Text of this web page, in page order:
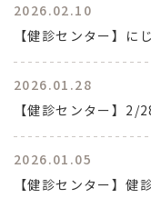
2026.02.10
【健診センター】に
2026.01.28
【健診センター】2/
2026.01.05
【健診センター】